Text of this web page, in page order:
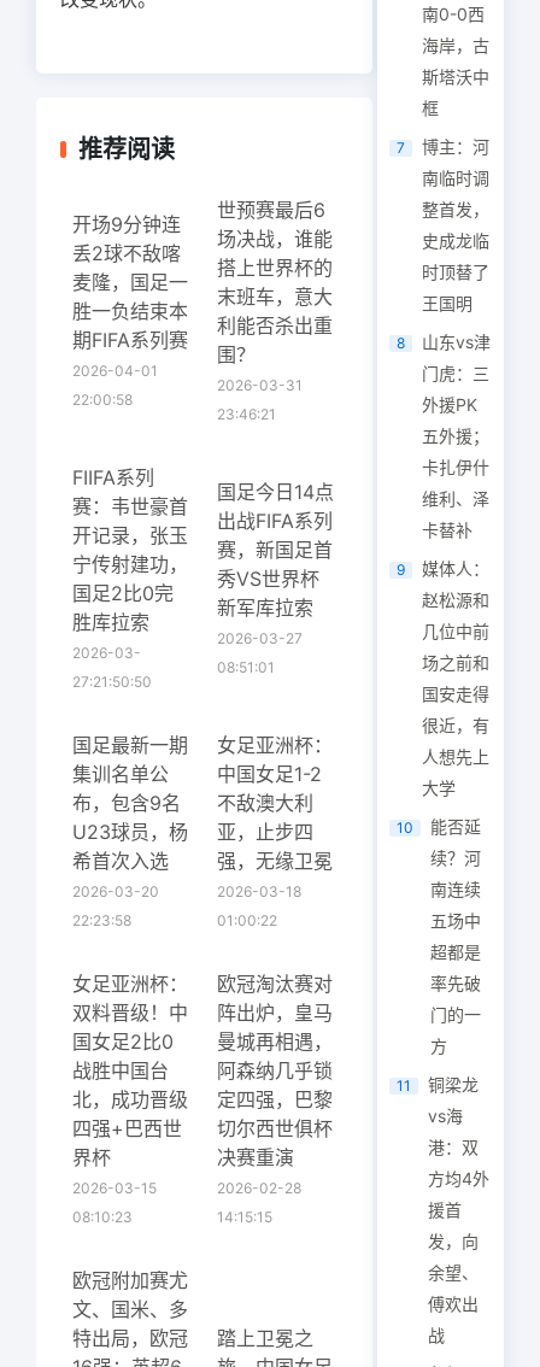
推荐阅读
开场9分钟连
丢2球不敌喀
麦隆，国足一
胜一负结束本
期FIFA系列赛
2026-04-01
22:00:58
世预赛最后6
场决战，谁能
搭上世界杯的
末班车，意大
利能否杀出重
围？
2026-03-31
23:46:21
FIIFA系列
赛：韦世豪首
开记录，张玉
宁传射建功，
国足2比0完
胜库拉索
2026-03-
27:21:50:50
国足今日14点
出战FIFA系列
赛，新国足首
秀VS世界杯
新军库拉索
2026-03-27
08:51:01
国足最新一期
集训名单公
布，包含9名
U23球员，杨
希首次入选
2026-03-20
22:23:58
女足亚洲杯：
中国女足1-2
不敌澳大利
亚，止步四
强，无缘卫冕
2026-03-18
01:00:22
女足亚洲杯：
双料晋级！中
国女足2比0
战胜中国台
北，成功晋级
四强+巴西世
界杯
2026-03-15
08:10:23
欧冠淘汰赛对
阵出炉，皇马
曼城再相遇，
阿森纳几乎锁
定四强，巴黎
切尔西世俱杯
决赛重演
2026-02-28
14:15:15
欧冠附加赛尤
文、国米、多
特出局，欧冠
踏上卫冕之
南0-0西
海岸，古
斯塔沃中
框
7
博主：河
南临时调
整首发，
史成龙临
时顶替了
王国明
8
山东vs津
门虎：三
外援PK
五外援；
卡扎伊什
维利、泽
卡替补
9
媒体人：
赵松源和
几位中前
场之前和
国安走得
很近，有
人想先上
大学
10
能否延
续？河
南连续
五场中
超都是
率先破
门的一
方
11
铜梁龙
vs海
港：双
方均4外
援首
发，向
余望、
傅欢出
战